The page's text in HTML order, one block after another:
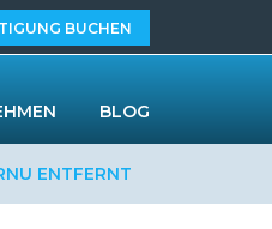
ENTFERNT
BUCHEN
BLOG